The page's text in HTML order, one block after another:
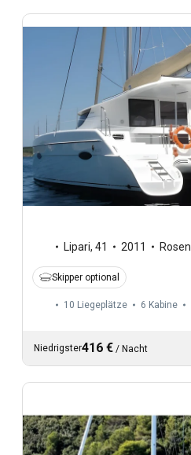
Lipari, 41 2011 Rosen
Skipper optional
10 Liegeplätze 6 Kabine
Niedrigster416 € / Nacht